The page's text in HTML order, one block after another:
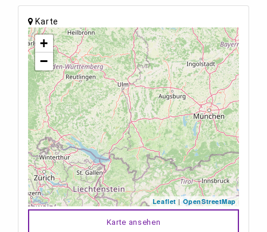
Karte
+
−
Leaflet |OpenStreetMap
Karte ansehen